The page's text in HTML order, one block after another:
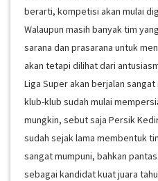
berarti, kompetisi akan mulai
Walaupun masih banyak tim
sarana dan prasarana untuk
akan tetapi dilihat dari
Liga Super akan berjalan
klub-klub sudah mulai
mungkin, sebut saja Persik
sudah sejak lama membentuk
sangat mumpuni, bahkan
sebagai kandidat kuat juara